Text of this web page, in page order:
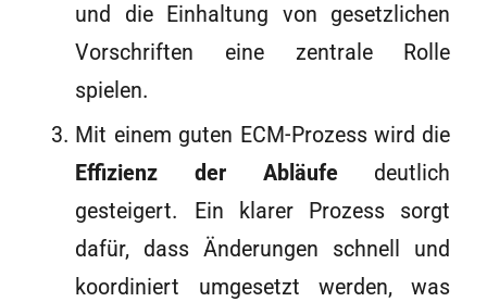
und die Einhaltung von gesetzlichen
Vorschriften eine zentrale Rolle
spielen.
Mit einem guten ECM-Prozess wird die
Effizienz der Abläufedeutlich
gesteigert. Ein klarer Prozess sorgt
dafür, dass Änderungen schnell und
koordiniert umgesetzt werden, was